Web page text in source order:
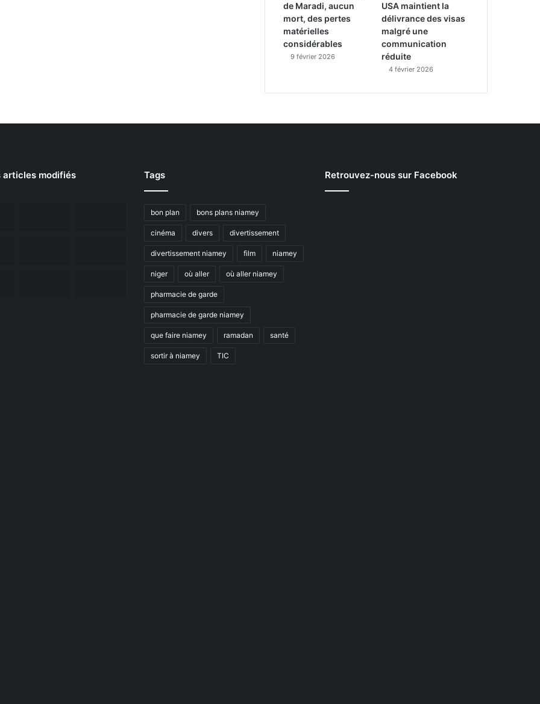
de Maradi, aucun
mort, des pertes
matérielles
considérables
9 février 2026
USA maintient la
délivrance des visas
malgré une
communication
réduite
4 février 2026
articles modifiés Tags
bon plan bons plans niamey
cinéma divers divertissement
divertissement niamey film niamey
niger où aller où aller niamey
pharmacie de garde
pharmacie de garde niamey
que faire niamey ramadan santé
sortir à niamey TIC
Retrouvez-nous sur Facebook